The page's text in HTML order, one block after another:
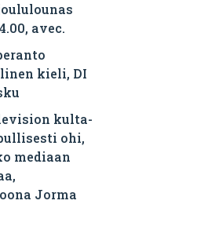
avec.
kieli, DI
kulta-
ohi,
mediaan
Jorma